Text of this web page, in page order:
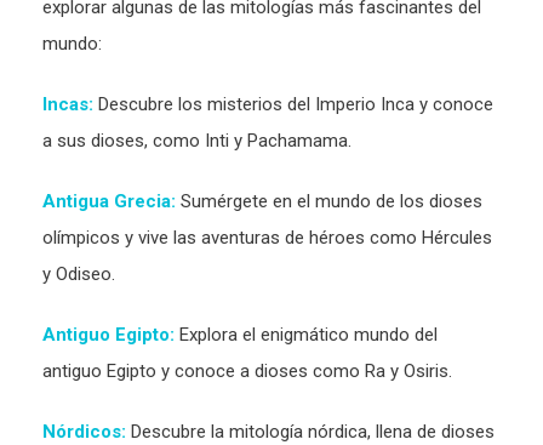
explorar algunas de las mitologías más fascinantes del
mundo:
Incas: Descubre los misterios del Imperio Inca y conoce
a sus dioses, como Inti y Pachamama.
Antigua Grecia: Sumérgete en el mundo de los dioses
olímpicos y vive las aventuras de héroes como Hércules
y Odiseo.
Antiguo Egipto: Explora el enigmático mundo del
antiguo Egipto y conoce a dioses como Ra y Osiris.
Nórdicos: Descubre la mitología nórdica, llena de dioses